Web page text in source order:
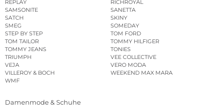
REPLAY
RICHROYAL
SAMSONITE
SANETTA
SATCH
SKINY
SMEG
SOMEDAY
STEP BY STEP
TOM FORD
TOM TAILOR
TOMMY HILFIGER
TOMMY JEANS
TONIES
TRIUMPH
VEE COLLECTIVE
VEJA
VERO MODA
VILLEROY & BOCH
WEEKEND MAX MARA
WMF
Damenmode & Schuhe